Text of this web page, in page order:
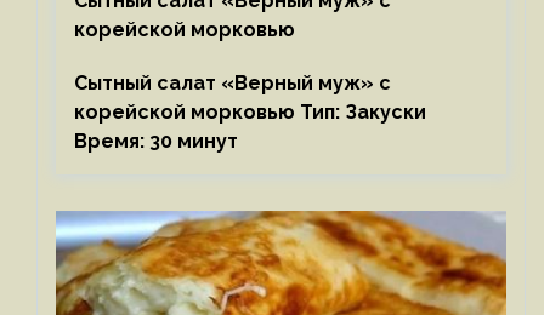
корейской морковью
Сытный салат «Верный муж» с
корейской морковью Тип: Закуски
Время: 30 минут